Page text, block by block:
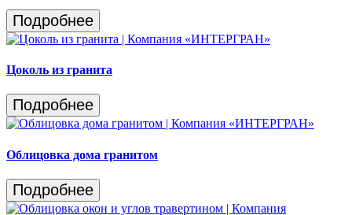
Подробнее
Цоколь из гранита
Подробнее
Облицовка дома гранитом
Подробнее